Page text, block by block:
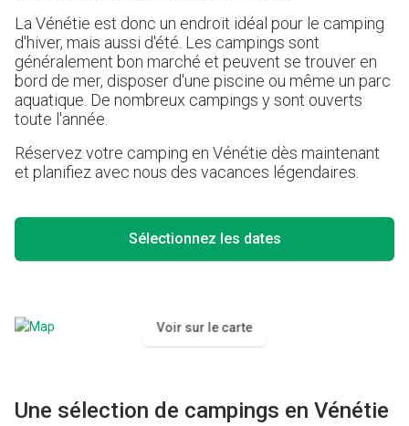
La Vénétie est donc un endroit idéal pour le camping
d'hiver, mais aussi d'été. Les campings sont
généralement bon marché et peuvent se trouver en
bord de mer, disposer d'une piscine ou même un parc
aquatique. De nombreux campings y sont ouverts
toute l'année.
Réservez votre camping en Vénétie dès maintenant
et planifiez avec nous des vacances légendaires.
Voir sur le carte
Sélectionnez les dates
Une sélection de campings en Vénétie